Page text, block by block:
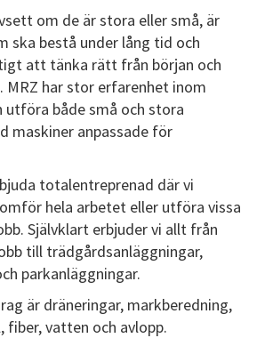
om de är stora eller små, är
ska bestå under lång tid och
att tänka rätt från början och
MRZ har stor erfarenhet inom
utföra både små och stora
maskiner anpassade för
totalentreprenad där vi
hela arbetet eller utföra vissa
Självklart erbjuder vi allt från
till trädgårdsanläggningar,
parkanläggningar.
är dräneringar, markberedning,
fiber, vatten och avlopp.